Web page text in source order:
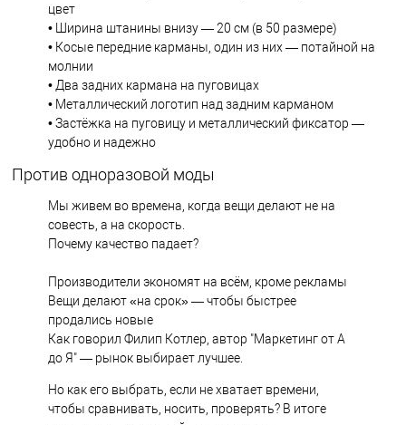
цвет
• Ширина штанины внизу — 20 см (в 50 размере)
• Косые передние карманы, один из них — потайной на
молнии
• Два задних кармана на пуговицах
• Металлический логотип над задним карманом
• Застёжка на пуговицу и металлический фиксатор —
удобно и надежно
Против одноразовой моды
Мы живем во времена, когда вещи делают не на
совесть, а на скорость.
Почему качество падает?
Производители экономят на всём, кроме рекламы
Вещи делают «на срок» — чтобы быстрее
продались новые
Как говорил Филип Котлер, автор "Маркетинг от А
до Я" — рынок выбирает лучшее.
Но как его выбрать, если не хватает времени,
чтобы сравнивать, носить, проверять? В итоге